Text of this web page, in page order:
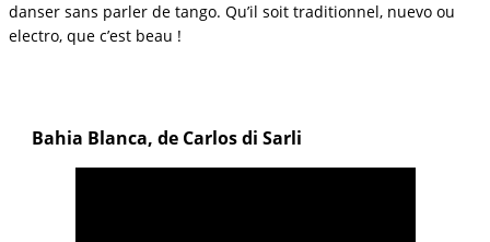
danser sans parler de tango. Qu’il soit traditionnel, nuevo ou
electro, que c’est beau !
Bahia Blanca, de Carlos di Sarli